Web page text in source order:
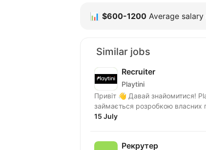
📊 $600-1200 Average
Similar jobs
Recruiter
Playtini
Привіт 👋 Давай знайомитися! Playtini — українська ІТ компанія, яка з 2014 року
займається розробкою власних
15 July
Рекрутер